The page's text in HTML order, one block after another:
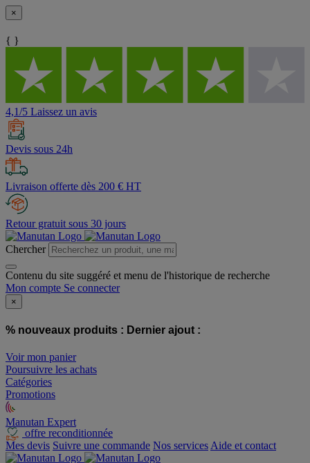
×
{ }
4,1/5 Laissez un avis
Devis sous 24h
Livraison offerte dès 200 € HT
Retour gratuit sous 30 jours
Chercher
Contenu du site suggéré et menu de l'historique de recherche
Mon compte Se connecter
×
% nouveaux produits : Dernier ajout :
Voir mon panier
Poursuivre les achats
Catégories
Promotions
Manutan Expert
offre reconditionnée
Mes devis Suivre une commande Nos services Aide et contact